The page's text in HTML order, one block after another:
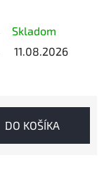
Skladom
11.08.2026
DO KOŠÍKA